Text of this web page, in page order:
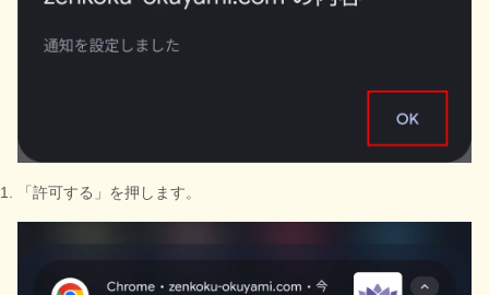
「許可する」を押します。